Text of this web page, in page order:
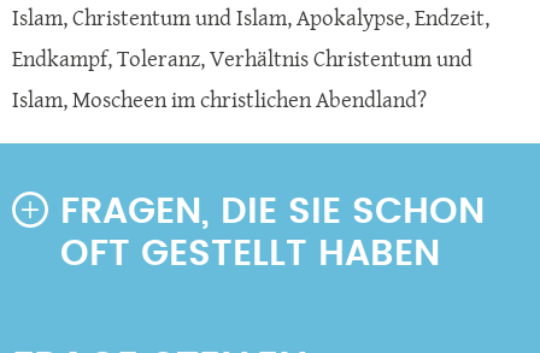
Islam,Christentum und Islam,Apokalypse,Endzeit,
Endkampf,Toleranz,Verhältnis Christentum und
Islam,Moscheen im christlichen Abendland?
FRAGEN, DIE SIE SCHON
OFT GESTELLT HABEN